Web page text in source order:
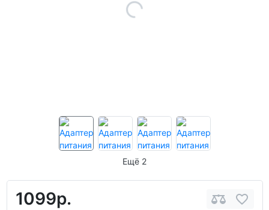
Ещё 2
1099р.